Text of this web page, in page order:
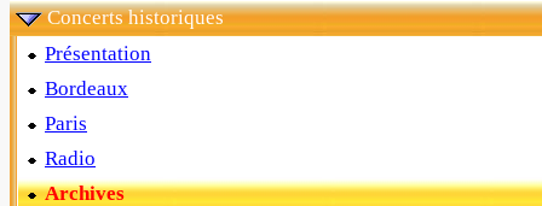
Concerts historiques
Présentation
Bordeaux
Paris
Radio
Archives